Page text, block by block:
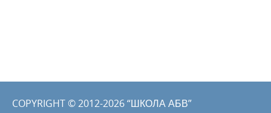
COPYRIGHT © 2012-2026 “ШКОЛА АБВ”